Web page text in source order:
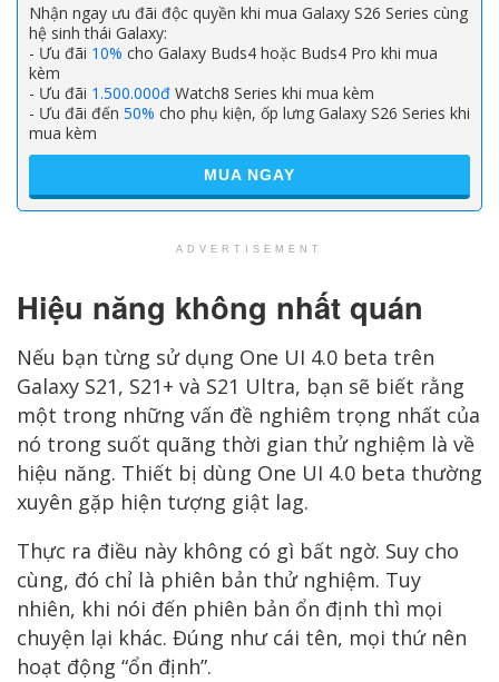
Nhận ngay ưu đãi độc quyền khi mua Galaxy S26 Series cùng
hệ sinh thái Galaxy:
- Ưu đãi 10% cho Galaxy Buds4 hoặc Buds4 Pro khi mua
kèm
- Ưu đãi 1.500.000đ Watch8 Series khi mua kèm
- Ưu đãi đến 50% cho phụ kiện, ốp lưng Galaxy S26 Series khi
mua kèm
MUA NGAY
ADVERTISEMENT
Hiệu năng không nhất quán
Nếu bạn từng sử dụng One UI 4.0 beta trên
Galaxy S21, S21+ và S21 Ultra, bạn sẽ biết rằng
một trong những vấn đề nghiêm trọng nhất của
nó trong suốt quãng thời gian thử nghiệm là về
hiệu năng. Thiết bị dùng One UI 4.0 beta thường
xuyên gặp hiện tượng giật lag.
Thực ra điều này không có gì bất ngờ. Suy cho
cùng, đó chỉ là phiên bản thử nghiệm. Tuy
nhiên, khi nói đến phiên bản ổn định thì mọi
chuyện lại khác. Đúng như cái tên, mọi thứ nên
hoạt động “ổn định”.